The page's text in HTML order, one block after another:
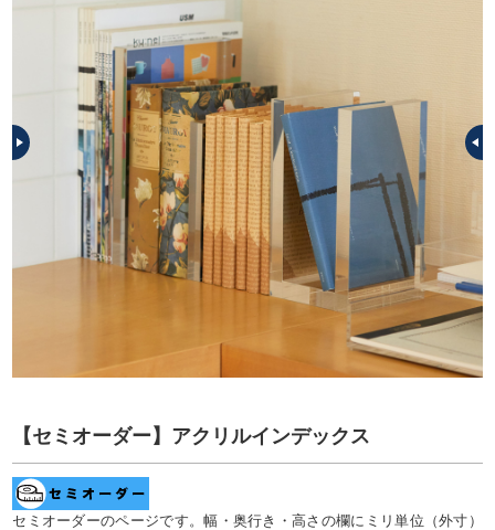
【セミオーダー】アクリルインデックス
セミオーダーのページです。幅・奥行き・高さの欄にミリ単位（外寸）